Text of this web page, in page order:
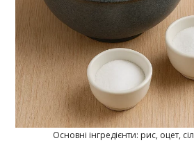
Основні інгредієнти: рис, оцет,